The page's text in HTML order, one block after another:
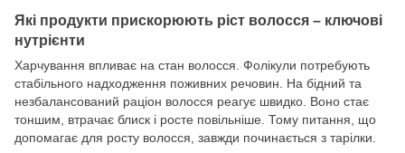
Які продукти прискорюють ріст волосся – ключові
нутрієнти
Харчування впливає на стан волосся. Фолікули потребують
стабільного надходження поживних речовин. На бідний та
незбалансований раціон волосся реагує швидко. Воно стає
тоншим, втрачає блиск і росте повільніше. Тому питання, що
допомагає для росту волосся, завжди починається з тарілки.